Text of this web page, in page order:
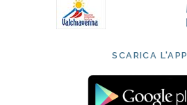
SCARICA L'APP